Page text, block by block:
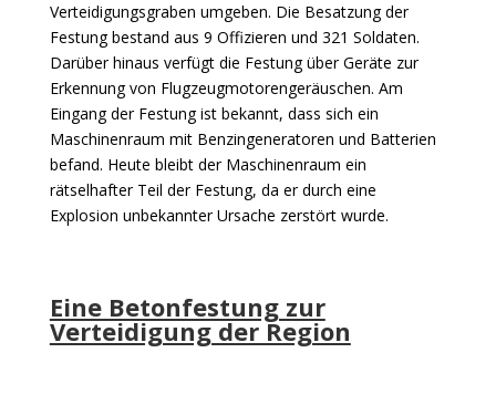
Verteidigungsgraben umgeben. Die Besatzung der
Festung bestand aus 9 Offizieren und 321 Soldaten.
Darüber hinaus verfügt die Festung über Geräte zur
Erkennung von Flugzeugmotorengeräuschen. Am
Eingang der Festung ist bekannt, dass sich ein
Maschinenraum mit Benzingeneratoren und Batterien
befand. Heute bleibt der Maschinenraum ein
rätselhafter Teil der Festung, da er durch eine
Explosion unbekannter Ursache zerstört wurde.
Eine Betonfestung zur
Verteidigung der Region